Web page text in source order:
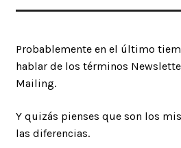
Probablemente en el último
hablar de los términos
Mailing.
Y quizás pienses que son los
las diferencias.